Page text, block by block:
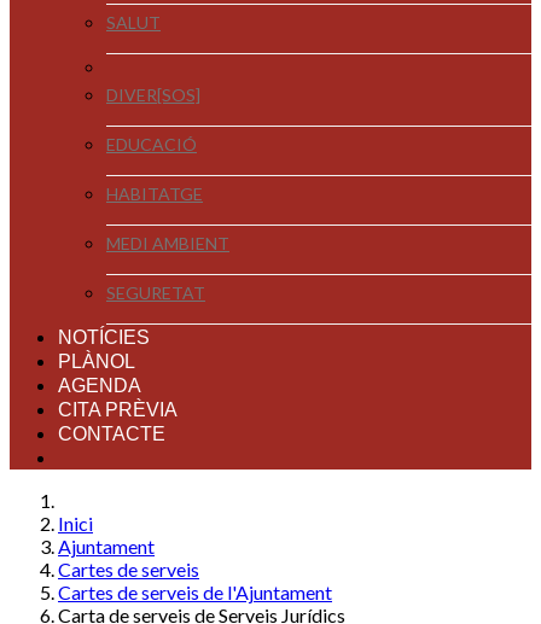
SALUT
DIVER[SOS]
EDUCACIÓ
HABITATGE
MEDI AMBIENT
SEGURETAT
NOTÍCIES
PLÀNOL
AGENDA
CITA PRÈVIA
CONTACTE
Inici
Ajuntament
Cartes de serveis
Cartes de serveis de l'Ajuntament
Carta de serveis de Serveis Jurídics